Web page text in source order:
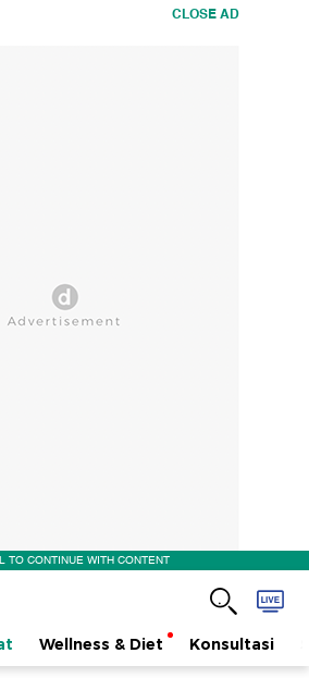
CLOSE AD
TO CONTINUE WITH CONTENT
Wellness & Diet Konsultasi